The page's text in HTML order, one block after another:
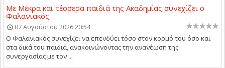
Με Μέκρα και τέσσερα παιδιά της Ακαδημίας συνεχίζει ο
Φαλανιακός
07 Αυγούστου 2026 20:54
Ο Φαλανιακός συνεχίζει να επενδύει τόσο στον κορμό του όσο και
στα δικά του παιδιά, ανακοινώνοντας την ανανέωση της
συνεργασίας με τον ...